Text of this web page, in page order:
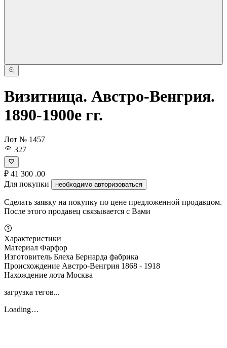
Визитница. Австро-Венгрия.
1890-1900е гг.
Лот № 1457
327
₽ 41 300 .00
Для покупки
необходимо авторизоваться
Сделать заявку на покупку по цене предложенной продавцом.
После этого продавец связывается с Вами
Характеристики
Материал Фарфор
Изготовитель Блеха Бернарда фабрика
Происхождение Австро-Венгрия 1868 - 1918
Нахождение лота Москва
загрузка тегов...
Loading…